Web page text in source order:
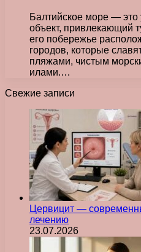
Балтийское море —
объект, привлекающий
его побережье
городов, которые
пляжами, чистым
илами.…
Свежие записи
Цервицит —
лечению
23.07.2026